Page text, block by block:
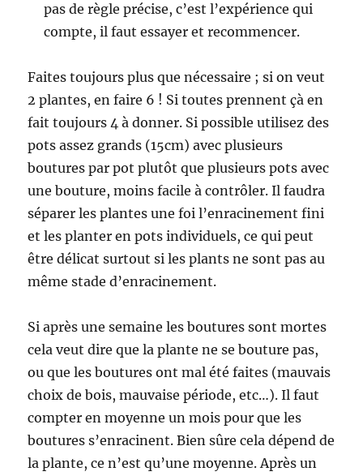
pas de règle précise, c’est l’expérience qui
compte, il faut essayer et recommencer.
Faites toujours plus que nécessaire ; si on veut
2 plantes, en faire 6 ! Si toutes prennent çà en
fait toujours 4 à donner. Si possible utilisez des
pots assez grands (15cm) avec plusieurs
boutures par pot plutôt que plusieurs pots avec
une bouture, moins facile à contrôler. Il faudra
séparer les plantes une foi l’enracinement fini
et les planter en pots individuels, ce qui peut
être délicat surtout si les plants ne sont pas au
même stade d’enracinement.
Si après une semaine les boutures sont mortes
cela veut dire que la plante ne se bouture pas,
ou que les boutures ont mal été faites (mauvais
choix de bois, mauvaise période, etc…). Il faut
compter en moyenne un mois pour que les
boutures s’enracinent. Bien sûre cela dépend de
la plante, ce n’est qu’une moyenne. Après un